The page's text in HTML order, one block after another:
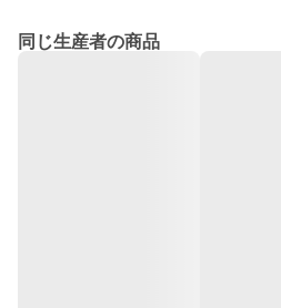
同じ生産者の商品